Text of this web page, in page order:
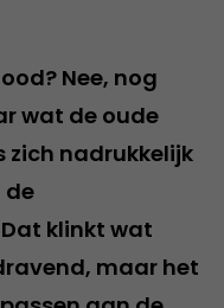
Nee, nog
wat de oude
zich nadrukkelijk
de
klinkt wat
maar het